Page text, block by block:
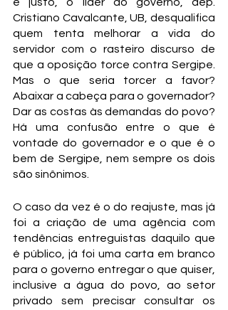
e justo, o líder do governo, dep.
Cristiano Cavalcante, UB, desqualifica
quem tenta melhorar a vida do
servidor com o rasteiro discurso de
que a oposição torce contra Sergipe.
Mas o que seria torcer a favor?
Abaixar a cabeça para o governador?
Dar as costas às demandas do povo?
Há uma confusão entre o que é
vontade do governador e o que é o
bem de Sergipe, nem sempre os dois
são sinônimos.
O caso da vez é o do reajuste, mas já
foi a criação de uma agência com
tendências entreguistas daquilo que
é público, já foi uma carta em branco
para o governo entregar o que quiser,
inclusive a água do povo, ao setor
privado sem precisar consultar os